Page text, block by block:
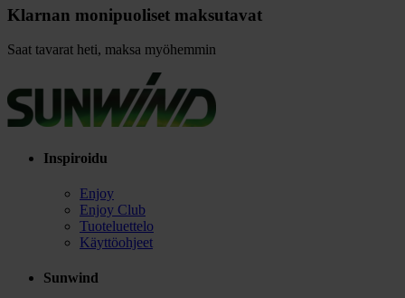
Klarnan monipuoliset maksutavat
Saat tavarat heti, maksa myöhemmin
Inspiroidu
Enjoy
Enjoy Club
Tuoteluettelo
Käyttöohjeet
Sunwind